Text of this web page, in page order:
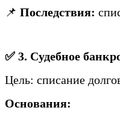
📌 Последствия:
✅ 3. Судебное
Цель: списание
Основания: